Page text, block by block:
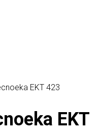
EKT 423
EKT